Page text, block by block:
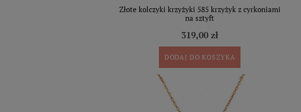
Złote kolczyki krzyżyki 585 krzyżyk z cyrkoniami
na sztyft
319,00 zł
DODAJ DO KOSZYKA